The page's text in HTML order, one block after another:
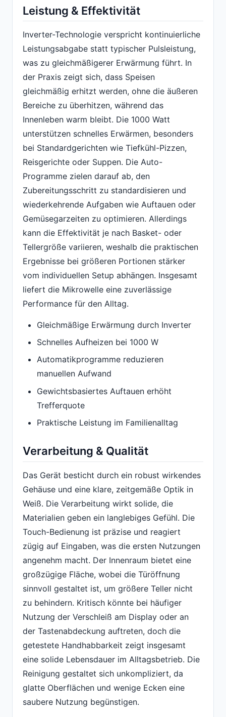
Leistung & Effektivität
Inverter-Technologie verspricht kontinuierliche
Leistungsabgabe statt typischer Pulsleistung,
was zu gleichmäßigerer Erwärmung führt. In
der Praxis zeigt sich, dass Speisen
gleichmäßig erhitzt werden, ohne die äußeren
Bereiche zu überhitzen, während das
Innenleben warm bleibt. Die 1000 Watt
unterstützen schnelles Erwärmen, besonders
bei Standardgerichten wie Tiefkühl-Pizzen,
Reisgerichte oder Suppen. Die Auto-
Programme zielen darauf ab, den
Zubereitungsschritt zu standardisieren und
wiederkehrende Aufgaben wie Auftauen oder
Gemüsegarzeiten zu optimieren. Allerdings
kann die Effektivität je nach Basket- oder
Tellergröße variieren, weshalb die praktischen
Ergebnisse bei größeren Portionen stärker
vom individuellen Setup abhängen. Insgesamt
liefert die Mikrowelle eine zuverlässige
Performance für den Alltag.
Gleichmäßige Erwärmung durch Inverter
Schnelles Aufheizen bei 1000 W
Automatikprogramme reduzieren
manuellen Aufwand
Gewichtsbasiertes Auftauen erhöht
Trefferquote
Praktische Leistung im Familienalltag
Verarbeitung & Qualität
Das Gerät besticht durch ein robust wirkendes
Gehäuse und eine klare, zeitgemäße Optik in
Weiß. Die Verarbeitung wirkt solide, die
Materialien geben ein langlebiges Gefühl. Die
Touch-Bedienung ist präzise und reagiert
zügig auf Eingaben, was die ersten Nutzungen
angenehm macht. Der Innenraum bietet eine
großzügige Fläche, wobei die Türöffnung
sinnvoll gestaltet ist, um größere Teller nicht
zu behindern. Kritisch könnte bei häufiger
Nutzung der Verschleiß am Display oder an
der Tastenabdeckung auftreten, doch die
getestete Handhabbarkeit zeigt insgesamt
eine solide Lebensdauer im Alltagsbetrieb. Die
Reinigung gestaltet sich unkompliziert, da
glatte Oberflächen und wenige Ecken eine
saubere Nutzung begünstigen.